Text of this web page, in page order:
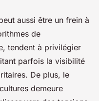
aussi être un frein à
de
tendent à privilégier
parfois la visibilité
De plus, le
demeure